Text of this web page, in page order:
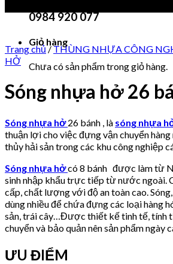
0984 920 077
Giỏ hàng
Chưa có sản phẩm trong giỏ hàng.
Trang chủ /THÙNG NHỰA CÔNG
HỞ
Sóng nhựa hở 26
Sóng nhựa hở26 bánh , là sóng nhựa
thuận lợi cho việc đựng vận chuyển
thủy hải sản trong các khu công nghiệp
Sóng nhựa hởcó 8 bánh được làm từ
sinh nhập khẩu trực tiếp từ nước ngoài.
cấp, chất lượng với độ an toàn cao.
dùng nhiều để chứa đựng các loại hàng
sản, trái cây…Được thiết kế tinh tế, tính
chuyển và bảo quản nên sản phẩm ngày
ƯU ĐIỂM